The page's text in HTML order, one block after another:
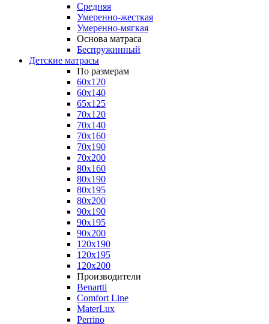
Средняя
Умеренно-жесткая
Умеренно-мягкая
Основа матраса
Беспружинный
Детские матрасы
По размерам
60x120
60x140
65x125
70x120
70x140
70x160
70x190
70x200
80x160
80x190
80x195
80x200
90x190
90x195
90x200
120x190
120x195
120x200
Производители
Benartti
Comfort Line
MaterLux
Perrino